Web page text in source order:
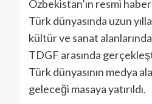
Özbekistan’ın resmi
Türk dünyasında uzun
kültür ve sanat
TDGF arasında
Türk dünyasının medya
geleceği masaya yatırıldı.